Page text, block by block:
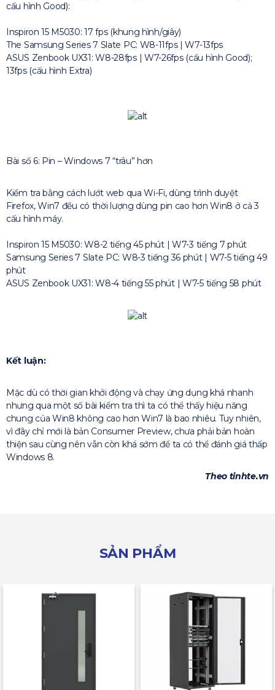
cấu hình Good):
Inspiron 15 M5030: 17 fps (khung hình/giây)
The Samsung Series 7 Slate PC: W8-11fps | W7-13fps
ASUS Zenbook UX31: W8-28fps | W7-26fps (cấu hình Good);
13fps (cấu hình Extra)
Bài số 6: Pin – Windows 7 “trâu” hơn
Kiểm tra bằng cách lướt web qua Wi-Fi, dùng trình duyệt
Firefox, Win7 đều có thời lượng dùng pin cao hơn Win8 ở cả 3
cấu hình máy.
Inspiron 15 M5030: W8-2 tiếng 45 phút | W7-3 tiếng 7 phút
Samsung Series 7 Slate PC: W8-3 tiếng 36 phút | W7-5 tiếng 49
phút
ASUS Zenbook UX31: W8-4 tiếng 55 phút | W7-5 tiếng 58 phút
Kết luận:
Mặc dù có thời gian khởi động và chạy ứng dụng khá nhanh
nhưng qua một số bài kiểm tra thì ta có thể thấy hiệu năng
chung của Win8 không cao hơn Win7 là bao nhiêu. Tuy nhiên,
vì đây chỉ mới là bản Consumer Preview, chưa phải bản hoàn
thiện sau cùng nên vẫn còn khá sớm để ta có thể đánh giá thấp
Windows 8.
Theo tinhte.vn
SẢN PHẨM